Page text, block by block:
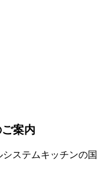
案内
ステムキッチンの国